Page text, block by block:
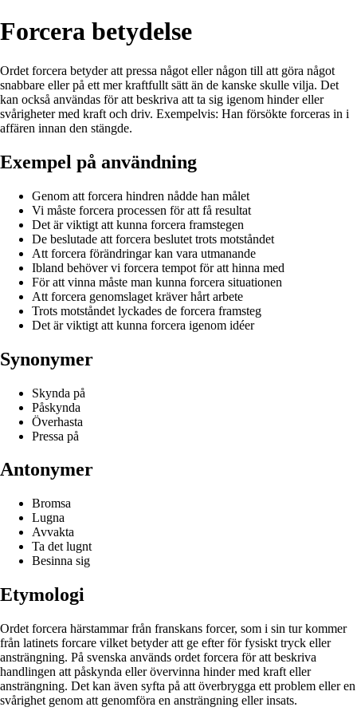
Forcera betydelse
Ordet forcera betyder att pressa något eller någon till att göra något
snabbare eller på ett mer kraftfullt sätt än de kanske skulle vilja. Det
kan också användas för att beskriva att ta sig igenom hinder eller
svårigheter med kraft och driv. Exempelvis: Han försökte forceras in i
affären innan den stängde.
Exempel på användning
Genom att forcera hindren nådde han målet
Vi måste forcera processen för att få resultat
Det är viktigt att kunna forcera framstegen
De beslutade att forcera beslutet trots motståndet
Att forcera förändringar kan vara utmanande
Ibland behöver vi forcera tempot för att hinna med
För att vinna måste man kunna forcera situationen
Att forcera genomslaget kräver hårt arbete
Trots motståndet lyckades de forcera framsteg
Det är viktigt att kunna forcera igenom idéer
Synonymer
Skynda på
Påskynda
Överhasta
Pressa på
Antonymer
Bromsa
Lugna
Avvakta
Ta det lugnt
Besinna sig
Etymologi
Ordet forcera härstammar från franskans forcer, som i sin tur kommer
från latinets forcare vilket betyder att ge efter för fysiskt tryck eller
ansträngning. På svenska används ordet forcera för att beskriva
handlingen att påskynda eller övervinna hinder med kraft eller
ansträngning. Det kan även syfta på att överbrygga ett problem eller en
svårighet genom att genomföra en ansträngning eller insats.